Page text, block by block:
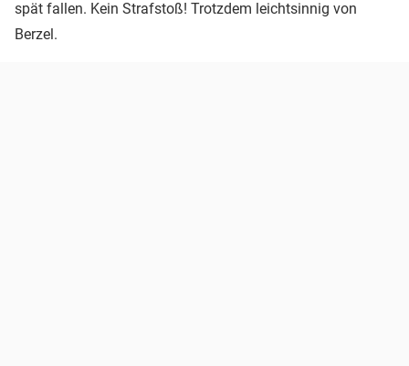
spät fallen. Kein Strafstoß! Trotzdem leichtsinnig von
Berzel.